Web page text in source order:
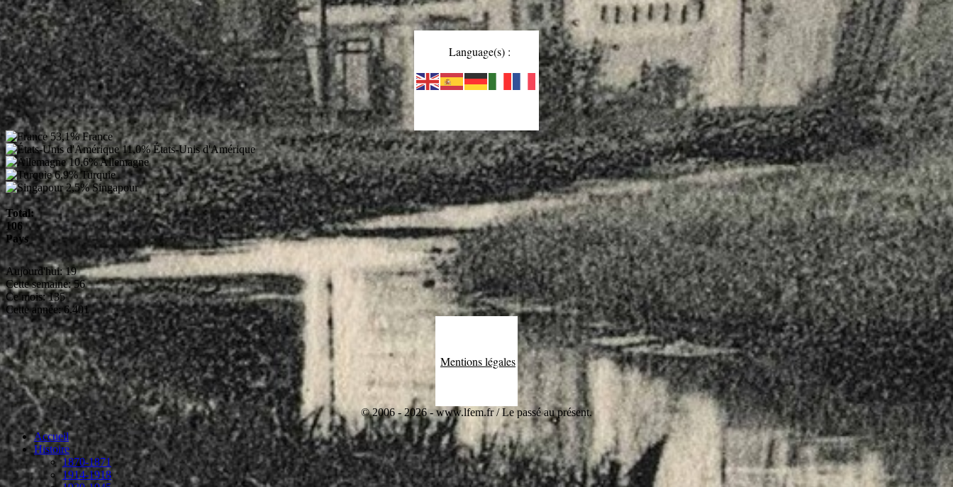
Language(s) :
53,1% France
11,0% États-Unis d'Amérique
10,6%Allemagne
6,9% Turquie
2,5% Singapour
Total:
106
Pays
Aujourd'hui: 19
Cette semaine: 56
Ce mois: 135
Cette année: 6.401
Mentions légales
© 2006 - 2026 - www.lfem.fr / Le passé au présent.
Accueil
Histoire
1870-1871
1914-1918